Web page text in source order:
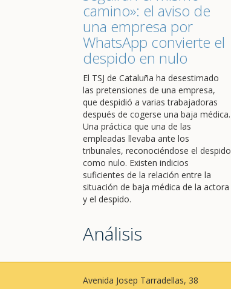
camino»: el aviso de
una empresa por
WhatsApp convierte el
despido en nulo
El TSJ de Cataluña ha desestimado
las pretensiones de una empresa,
que despidió a varias trabajadoras
después de cogerse una baja médica.
Una práctica que una de las
empleadas llevaba ante los
tribunales, reconociéndose el despido
como nulo. Existen indicios
suficientes de la relación entre la
situación de baja médica de la actora
y el despido.
Análisis
Avenida Josep Tarradellas, 38